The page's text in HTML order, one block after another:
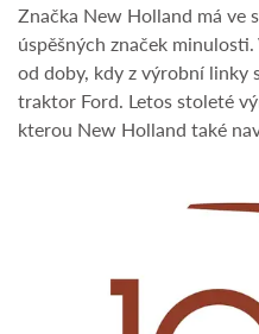
Značka New Holland má ve
úspěšných značek
od doby, kdy z výrobní linky
traktor Ford. Letos stoleté
kterou New Holland také